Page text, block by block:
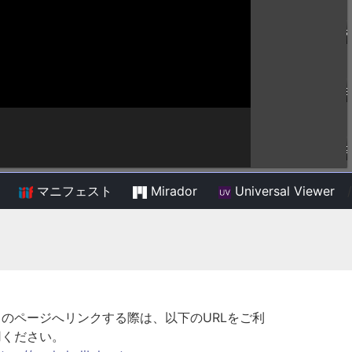
マニフェスト Mirador Universal Viewer
ページへリンクする際は、以下のURLをご利
ださい。